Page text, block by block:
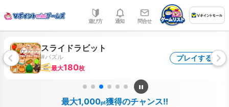
遊び方 通知 問合せ
スライドラビット
#パズル
最大180枚
プレイする
最大1,000pt獲得のチャンス!!